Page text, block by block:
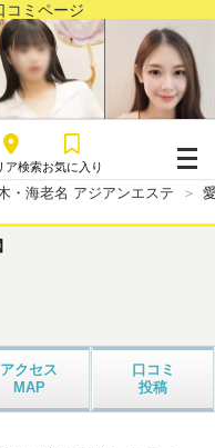
コミページ
ア検索お気に入り
・海老名 アジアンエステ
アクセス
MAP
口コミ
投稿